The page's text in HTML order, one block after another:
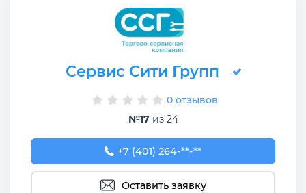
Сервис Сити Групп
0 отзывов
№17из 24
+7 (401) 264-02-60
+7 (401) 264-**-**
Оставить заявку